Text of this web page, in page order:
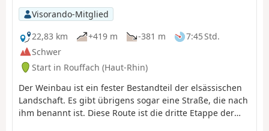
Visorando-Mitglied
22,83 km
+419 m -381 m
7:45 Std.
Schwer
Start in Rouffach (Haut-Rhin)
Der Weinbau ist ein fester Bestandteil der elsässischen
Landschaft. Es gibt übrigens sogar eine Straße, die nach
ihm benannt ist. Diese Route ist die dritte Etappe der